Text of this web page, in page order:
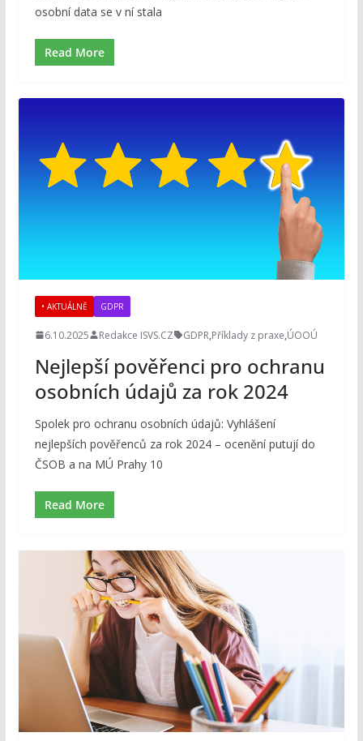
osobní data se v ní stala
Read More
• AKTUÁLNĚ GDPR
6.10.2025 Redakce ISVS.CZ GDPR,Příklady z praxe,ÚOOÚ
Nejlepší pověřenci pro ochranu
osobních údajů za rok 2024
Spolek pro ochranu osobních údajů: Vyhlášení
nejlepších pověřenců za rok 2024 – ocenění putují do
ČSOB a na MÚ Prahy 10
Read More